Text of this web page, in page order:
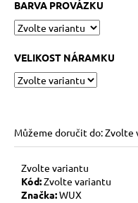
BARVA PROVÁZKU
VELIKOST NÁRAMKU
Můžeme doručit do:Zvolte
Zvolte variantu
Kód:Zvolte variantu
Značka:WUX
o
r
u
č
u
j
e
KABBALAH
STŘÍBRNÝ
KROUŽEK